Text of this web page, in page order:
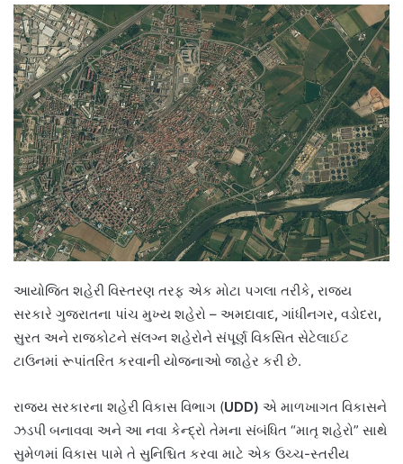
email
આયોજિત શહેરી વિસ્તરણ તરફ એક મોટા પગલા તરીકે, રાજ્ય
સરકારે ગુજરાતના પાંચ મુખ્ય શહેરો – અમદાવાદ, ગાંધીનગર, વડોદરા,
સુરત અને રાજકોટને સંલગ્ન શહેરોને સંપૂર્ણ વિકસિત સેટેલાઈટ
ટાઉનમાં રૂપાંતરિત કરવાની યોજનાઓ જાહેર કરી છે.
રાજ્ય સરકારના શહેરી વિકાસ વિભાગ (UDD) એ માળખાગત વિકાસને
ઝડપી બનાવવા અને આ નવા કેન્દ્રો તેમના સંબંધિત “માતૃ શહેરો” સાથે
સુમેળમાં વિકાસ પામે તે સુનિશ્ચિત કરવા માટે એક ઉચ્ચ-સ્તરીય